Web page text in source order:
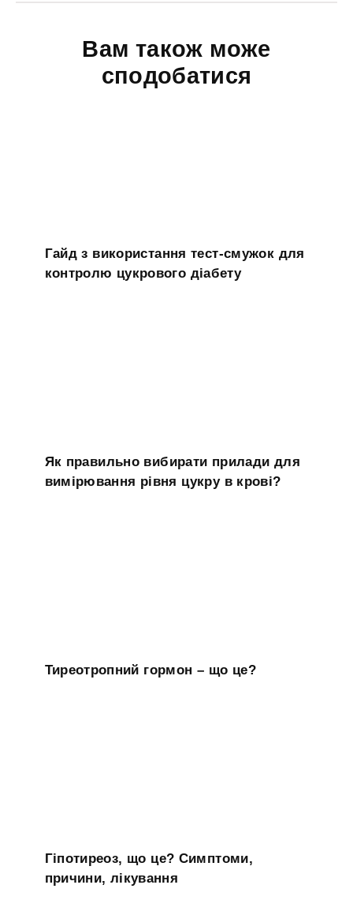
Вам також може
сподобатися
Гайд з використання тест-смужок для
контролю цукрового діабету
Як правильно вибирати прилади для
вимірювання рівня цукру в крові?
Тиреотропний гормон – що це?
Гіпотиреоз, що це? Симптоми,
причини, лікування